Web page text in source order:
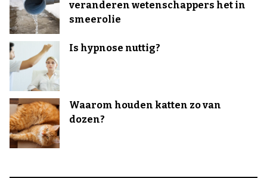
veranderen wetenschappers het in
smeerolie
Is hypnose nuttig?
Waarom houden katten zo van
dozen?